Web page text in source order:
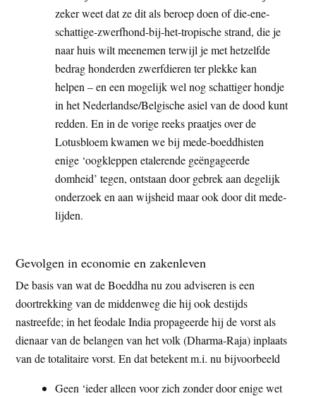
zeker weet dat ze dit als beroep doen of die-ene-
schattige-zwerfhond-bij-het-tropische strand, die je
naar huis wilt meenemen terwijl je met hetzelfde
bedrag honderden zwerfdieren ter plekke kan
helpen – en een mogelijk wel nog schattiger hondje
in het Nederlandse/Belgische asiel van de dood kunt
redden. En in de vorige reeks praatjes over de
Lotusbloem kwamen we bij mede-boeddhisten
enige ‘oogkleppen etalerende geëngageerde
domheid’ tegen, ontstaan door gebrek aan degelijk
onderzoek en aan wijsheid maar ook door dit mede-
lijden.
Gevolgen in economie en zakenleven
De basis van wat de Boeddha nu zou adviseren is een
doortrekking van de middenweg die hij ook destijds
nastreefde; in het feodale India propageerde hij de vorst als
dienaar van de belangen van het volk (Dharma-Raja) inplaats
van de totalitaire vorst. En dat betekent m.i. nu bijvoorbeeld
Geen ‘ieder alleen voor zich zonder door enige wet